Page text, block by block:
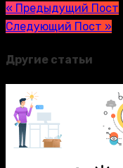
« Предыдущий Пост
Следующий Пост »
Другие статьи